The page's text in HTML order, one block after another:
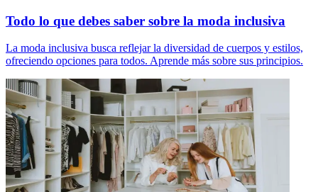
Todo lo que debes saber sobre la moda inclusiva
La moda inclusiva busca reflejar la diversidad de cuerpos y estilos,
ofreciendo opciones para todos. Aprende más sobre sus principios.